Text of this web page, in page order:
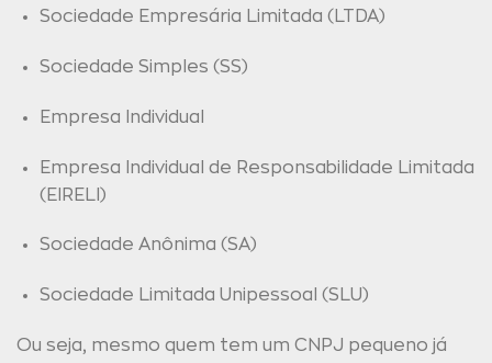
Sociedade Empresária Limitada (LTDA)
Sociedade Simples (SS)
Empresa Individual
Empresa Individual de Responsabilidade Limitada
(EIRELI)
Sociedade Anônima (SA)
Sociedade Limitada Unipessoal (SLU)
Ou seja, mesmo quem tem um CNPJ pequeno já